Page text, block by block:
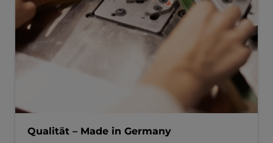
Qualität – Made in Germany